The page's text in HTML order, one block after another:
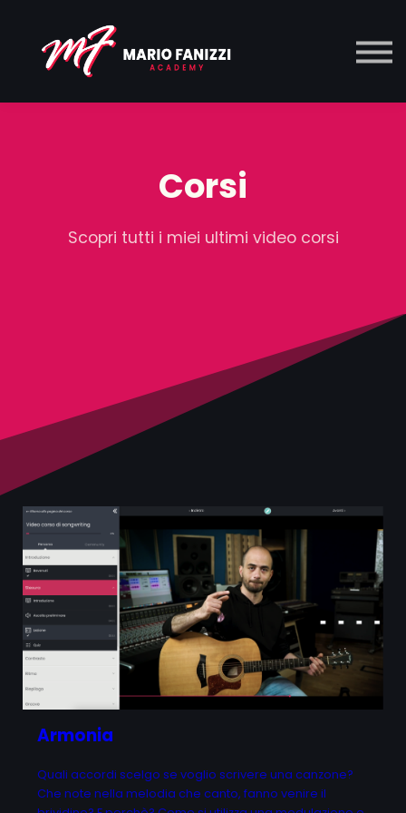
Corsi
Contatti
Accedi
Corsi
Scopri tutti i miei ultimi video corsi
Armonia
Quali accordi scelgo se voglio scrivere una canzone?
Che note nella melodia che canto, fanno venire il